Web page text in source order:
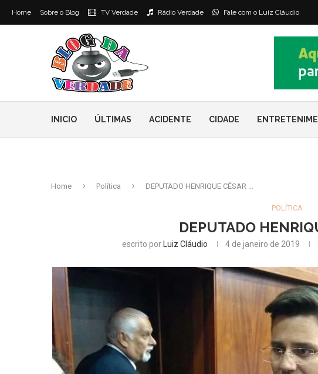
Home Sobre o Blog TV Verdade Rádio Verdade Fale com o Luiz Cláudio
INICIO ÚLTIMAS ACIDENTE CIDADE
Home Política DEPUTADO HENRIQUE CÉSAR …
POLÍTICA
DEPUTADO
escrito por Luiz Cláudio 4 de janeiro de 2019